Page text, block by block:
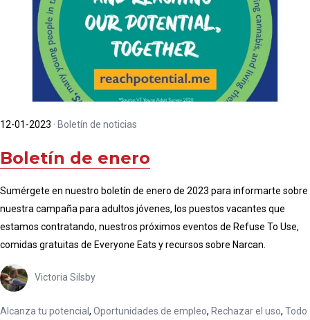
12-01-2023 · Boletín de noticias
Boletín de enero
Sumérgete en nuestro boletín de enero de 2023 para informarte sobre
nuestra campaña para adultos jóvenes, los puestos vacantes que
estamos contratando, nuestros próximos eventos de Refuse To Use,
comidas gratuitas de Everyone Eats y recursos sobre Narcan.
Victoria Silsby
Alcanza tu potencial , Oportunidades de empleo, Rechazar el uso, Todo